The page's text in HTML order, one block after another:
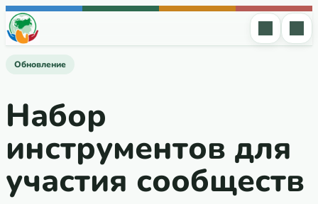
Перейти к содержимому
Обновление
Набор
инструментов для
участия сообществ